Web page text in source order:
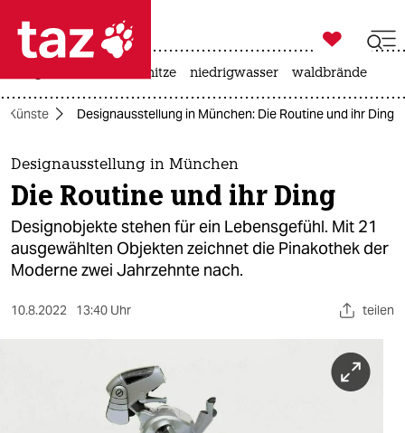
 taz zahl ich
taz zahl ich
themen
politik
öko

taz zahl ich
hitze niedrigwasser waldbrände
Künste Designausstellung in München: Die Routine und ihr Ding
Designausstellung in München
Die Routine und ihr Ding
Designobjekte stehen für ein Lebensgefühl. Mit 21
ausgewählten Objekten zeichnet die Pinakothek der
Moderne zwei Jahrzehnte nach.
10.8.2022 13:40 Uhr teilen